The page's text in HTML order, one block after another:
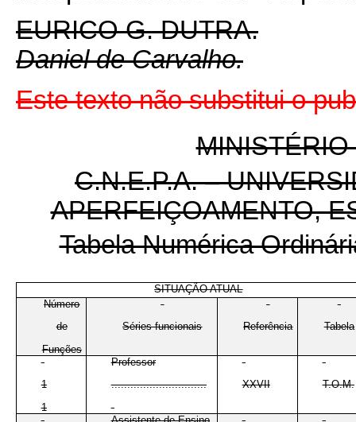
EURICOG.DUTRA.
Daniel de Carvalho.
Este texto não substitui o
MINISTÉRIO
C.N.E.P.A.–
APERFEIÇOAMENTO,
Tabela Numérica
SITUAÇÃO ATUAL
Número
de
Funções
Séries funcionais Referência Tabela
1
1
Professor
..............................
XXVII T.O.M.